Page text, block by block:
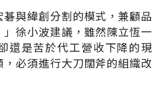
碁與緯創分割的模式，兼顧品
徐小波建議，雖然陳立恆一
還是苦於代工營收下降的現
必須進行大刀闊斧的組織改